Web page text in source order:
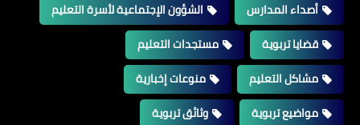
أصداء المدارس
الشؤون الإجتماعية لأسرة التعليم
قضايا تربوية
مستجدات التعليم
مشاكل التعليم
منوعات إخبارية
مواضيع تربوية
وثائق تربوية